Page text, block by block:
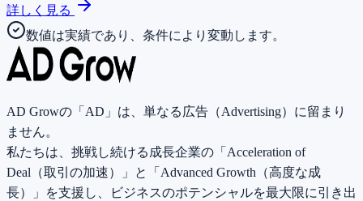
詳しく見る
数値は実績であり、条件により変動します。
AD Growの「AD」は、単なる広告（Advertising）に留まり
ません。
私たちは、挑戦し続ける成長企業の「Acceleration of
Deal（取引の加速）」と「Advanced Growth（高度な成
長）」を支援し、ビジネスのポテンシャルを最大限に引き出